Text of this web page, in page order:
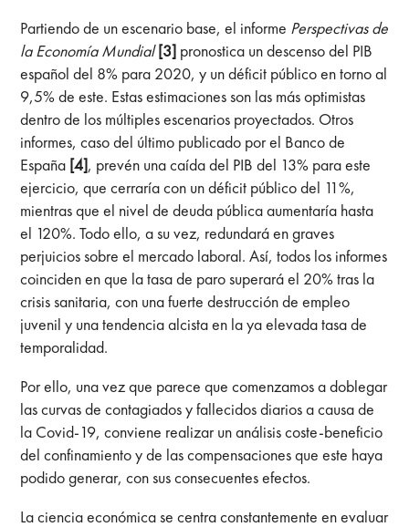
Partiendo de un escenario base, el informe Perspectivas de
la Economía Mundial[3] pronostica un descenso del PIB
español del 8% para 2020, y un déficit público en torno al
9,5% de este. Estas estimaciones son las más optimistas
dentro de los múltiples escenarios proyectados. Otros
informes, caso del último publicado por el Banco de
España [4], prevén una caída del PIB del 13% para este
ejercicio, que cerraría con un déficit público del 11%,
mientras que el nivel de deuda pública aumentaría hasta
el 120%. Todo ello, a su vez, redundará en graves
perjuicios sobre el mercado laboral. Así, todos los informes
coinciden en que la tasa de paro superará el 20% tras la
crisis sanitaria, con una fuerte destrucción de empleo
juvenil y una tendencia alcista en la ya elevada tasa de
temporalidad.
Por ello, una vez que parece que comenzamos a doblegar
las curvas de contagiados y fallecidos diarios a causa de
la Covid-19, conviene realizar un análisis coste-beneficio
del confinamiento y de las compensaciones que este haya
podido generar, con sus consecuentes efectos.
La ciencia económica se centra constantemente en evaluar